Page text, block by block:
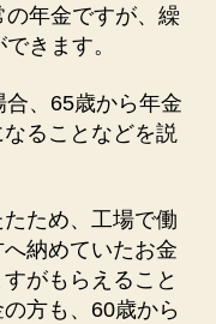
年金ですが、繰
きます。
、65歳から年金
ることなどを説
ため、工場で働
納めていたお金
がもらえること
方も、60歳から